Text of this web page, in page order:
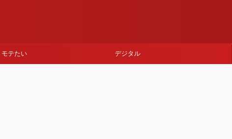
モテたい デジタル